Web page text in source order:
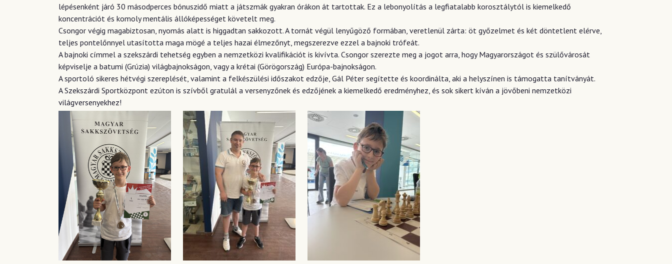
lépésenként járó 30 másodperces bónuszidő miatt a játszmák gyakran órákon át tartottak. Ez a lebonyolítás a legfiatalabb korosztálytól is kiemelkedő
koncentrációt és komoly mentális állóképességet követelt meg.
Csongor végig magabiztosan, nyomás alatt is higgadtan sakkozott. A tornát végül lenyűgöző formában, veretlenül zárta: öt győzelmet és két döntetlent elérve,
teljes pontelőnnyel utasította maga mögé a teljes hazai élmezőnyt, megszerezve ezzel a bajnoki trófeát.
A bajnoki címmel a szekszárdi tehetség egyben a nemzetközi kvalifikációt is kivívta. Csongor szerezte meg a jogot arra, hogy Magyarországot és szülővárosát
képviselje a batumi (Grúzia) világbajnokságon, vagy a krétai (Görögország) Európa-bajnokságon.
A sportoló sikeres hétvégi szereplését, valamint a felkészülési időszakot edzője, Gál Péter segítette és koordinálta, aki a helyszínen is támogatta tanítványát.
A Szekszárdi Sportközpont ezúton is szívből gratulál a versenyzőnek és edzőjének a kiemelkedő eredményhez, és sok sikert kíván a jövőbeni nemzetközi
világversenyekhez!